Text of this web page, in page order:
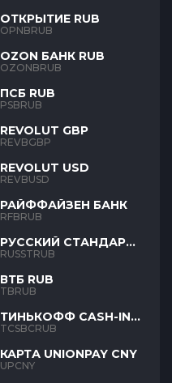
ОТКРЫТИЕ RUB
OPNBRUB
OZON БАНК RUB
OZONBRUB
ПСБ RUB
PSBRUB
REVOLUT GBP
REVBGBP
REVOLUT USD
REVBUSD
РАЙФФАЙЗЕН БАНК
RFBRUB
РУССКИЙ СТАНДАРТ
RUB
RUSSTRUB
ВТБ RUB
TBRUB
ТИНЬКОФФ CASH-IN
RUB
TCSBCRUB
КАРТА UNIONPAY CNY
UPCNY